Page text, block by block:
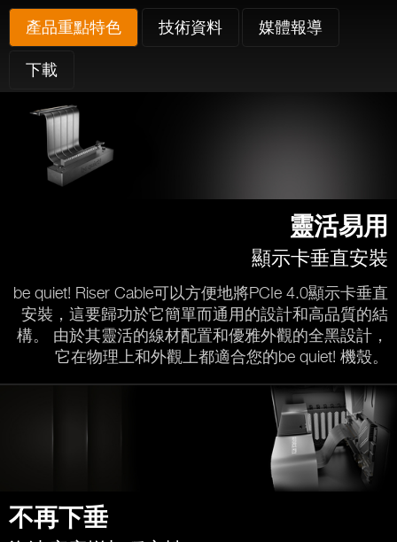
產品重點特色 技術資料 媒體報導
下載
靈活易用
顯示卡垂直安裝
be quiet! Riser Cable可以方便地將PCIe 4.0顯示卡垂直
安裝，這要歸功於它簡單而通用的設計和高品質的結
構。 由於其靈活的線材配置和優雅外觀的全黑設計，
它在物理上和外觀上都適合您的be quiet! 機殼。
不再下垂